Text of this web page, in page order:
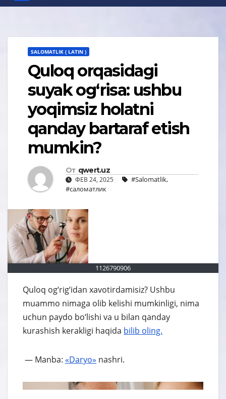
SALOMATLIK ( LATIN )
Quloq orqasidagi
suyak og‘risa: ushbu
yoqimsiz holatni
qanday bartaraf etish
mumkin?
От qwert.uz
ФЕВ 24, 2025 #Salomatlik,
#саломатлик
1126790906
Quloq og‘rig‘idan xavotirdamisiz? Ushbu
muammo nimaga olib kelishi mumkinligi, nima
uchun paydo bo‘lishi va u bilan qanday
kurashish kerakligi haqida bilib oling.
— Manba: «Daryo» nashri.